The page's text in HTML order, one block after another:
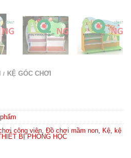
/ KỆ GÓC CHƠI
công viên, Đồ chơi mầm non, Kệ, kệ
BỊ PHÒNG HỌC